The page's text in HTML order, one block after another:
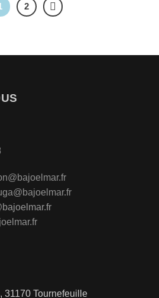
2
31170 Tournefeuille